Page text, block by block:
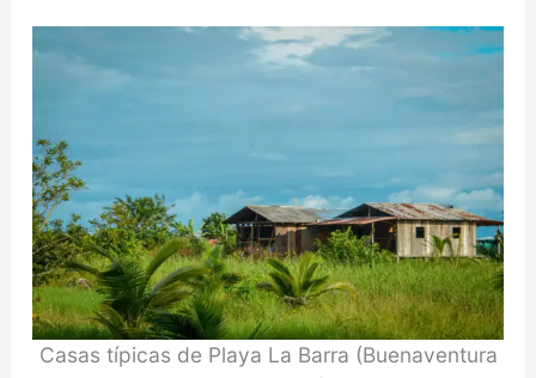
Casas típicas de Playa La Barra (Buenaventura